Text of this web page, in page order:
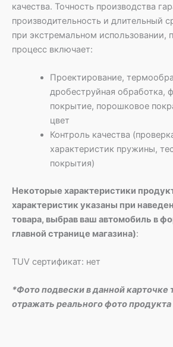
качества. Точность производства
производительность и длительный
при экстремальном использовании,
процесс включает:
Проектирование,
дробеструйная обработка,
покрытие, порошковое
цвет
Контроль качества
характеристик пружины,
покрытия)
Некоторые характеристики
характеристик указаны при
товара, выбрав ваш автомобиль в
главной странице магазина):
TUV сертификат: нет
*Фото подвески в данной карточке
отражать реального фото продукта